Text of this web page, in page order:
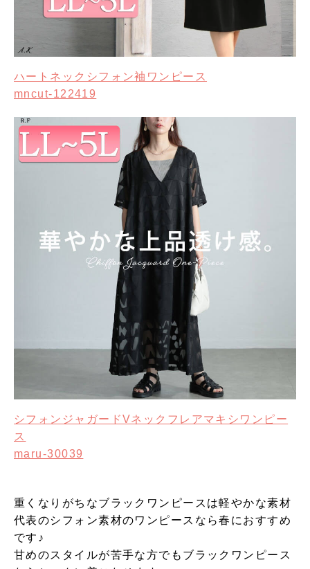
ハートネックシフォン袖ワンピース
mncut-122419
シフォンジャガードVネックフレアマキシワンピー
ス
maru-30039
重くなりがちなブラックワンピースは軽やかな素材
代表のシフォン素材のワンピースなら春におすすめ
です♪
甘めのスタイルが苦手な方でもブラックワンピース